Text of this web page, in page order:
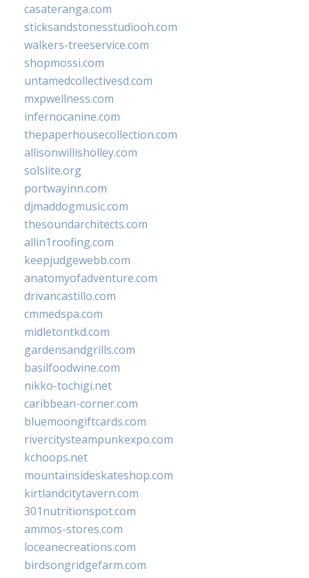
casateranga.com
sticksandstonesstudiooh.com
walkers-treeservice.com
shopmossi.com
untamedcollectivesd.com
mxpwellness.com
infernocanine.com
thepaperhousecollection.com
allisonwillisholley.com
solslite.org
portwayinn.com
djmaddogmusic.com
thesoundarchitects.com
allin1roofing.com
keepjudgewebb.com
anatomyofadventure.com
drivancastillo.com
cmmedspa.com
midletontkd.com
gardensandgrills.com
basilfoodwine.com
nikko-tochigi.net
caribbean-corner.com
bluemoongiftcards.com
rivercitysteampunkexpo.com
kchoops.net
mountainsideskateshop.com
kirtlandcitytavern.com
301nutritionspot.com
ammos-stores.com
loceanecreations.com
birdsongridgefarm.com